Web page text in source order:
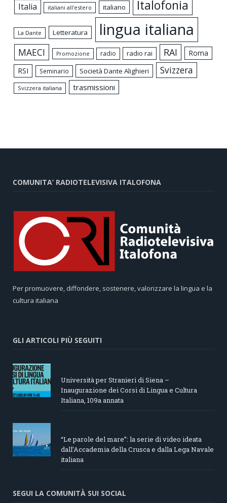
Italia italiani all'estero italiano Italofonia
La Dante Letteratura lingua italiana
MAECI Promozione radio radio rai RAI
Roma
RSI
Seminario Società Dante Alighieri Svizzera
Svizzera italiana trasmissioni
COMUNITA’ RADIOTELEVISIVA ITALOFONA
Per promuovere, diffondere, sostenere, valorizzare la lingua e la
cultura italiana
GLI ARTICOLI PIÙ SEGUITI
Università per Stranieri di Siena –
Inaugurazione dei Corsi di Lingua e Cultura
Italiana, 109a annata
“Le parole del mare”: la serie di video ideata
dall’Accademia della Crusca e dalla Lega Navale
italiana
SEGUI LA COMUNITÀ SUI SOCIAL